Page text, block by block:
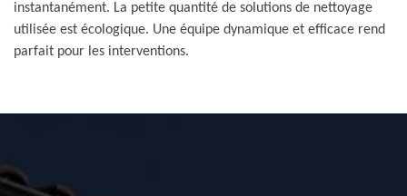
instantanément. La petite quantité de solutions de nettoyage
utilisée est écologique. Une équipe dynamique et efficace rend
parfait pour les interventions.